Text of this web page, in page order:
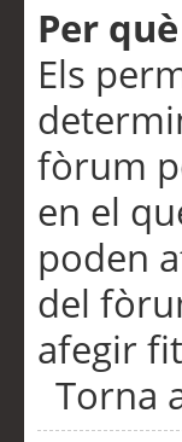
Per
Els
fòrum
en el
poden
del
afegir
Torna